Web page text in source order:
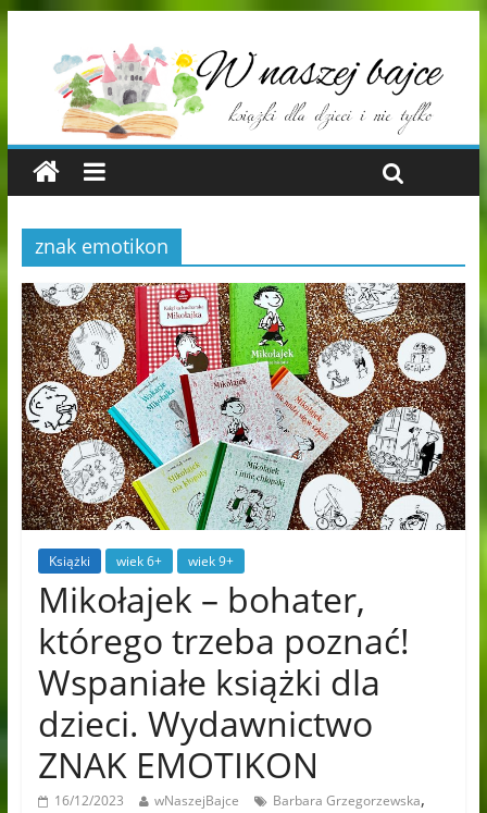
znak emotikon
Książki wiek 6+ wiek 9+
Mikołajek – bohater,
którego trzeba poznać!
Wspaniałe książki dla
dzieci. Wydawnictwo
ZNAK EMOTIKON
16/12/2023 wNaszejBajce Barbara Grzegorzewska,